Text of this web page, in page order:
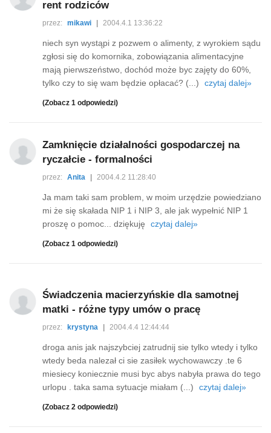
rent rodziców
przez: mikawi 2004.4.1 13:36:22
niech syn wystąpi z pozwem o alimenty, z wyrokiem sądu
zgłosi się do komornika, zobowiązania alimentacyjne
mają pierwszeństwo, dochód może byc zajęty do 60%,
tylko czy to się wam będzie opłacać? (...)
czytaj dalej»
(Zobacz 1 odpowiedzi)
Zamknięcie działalności gospodarczej na
ryczałcie - formalności
przez: Anita 2004.4.2 11:28:40
Ja mam taki sam problem, w moim urzędzie powiedziano
mi że się skałada NIP 1 i NIP 3, ale jak wypełnić NIP 1
proszę o pomoc... dziękuję
czytaj dalej»
(Zobacz 1 odpowiedzi)
Świadczenia macierzyńskie dla samotnej
matki - różne typy umów o pracę
przez: krystyna 2004.4.4 12:44:44
droga anis jak najszybciej zatrudnij sie tylko wtedy i tylko
wtedy beda nalezał ci sie zasiłek wychowawczy .te 6
miesiecy koniecznie musi byc abys nabyła prawa do tego
urlopu . taka sama sytuacje miałam (...)
czytaj dalej»
(Zobacz 2 odpowiedzi)